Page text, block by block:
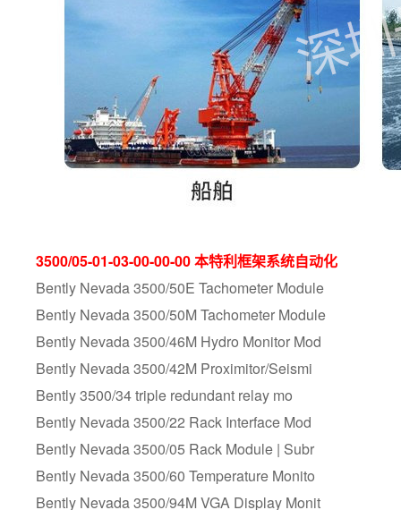
3500/05-01-03-00-00-00 本特利框架系统自动化
Bently Nevada 3500/50E Tachometer Module
Bently Nevada 3500/50M Tachometer Module
Bently Nevada 3500/46M Hydro Monitor Mod
Bently Nevada 3500/42M Proximitor/Seismi
Bently 3500/34 triple redundant relay mo
Bently Nevada 3500/22 Rack Interface Mod
Bently Nevada 3500/05 Rack Module | Subr
Bently Nevada 3500/60 Temperature Monito
Bently Nevada 3500/94M VGA Display Monit